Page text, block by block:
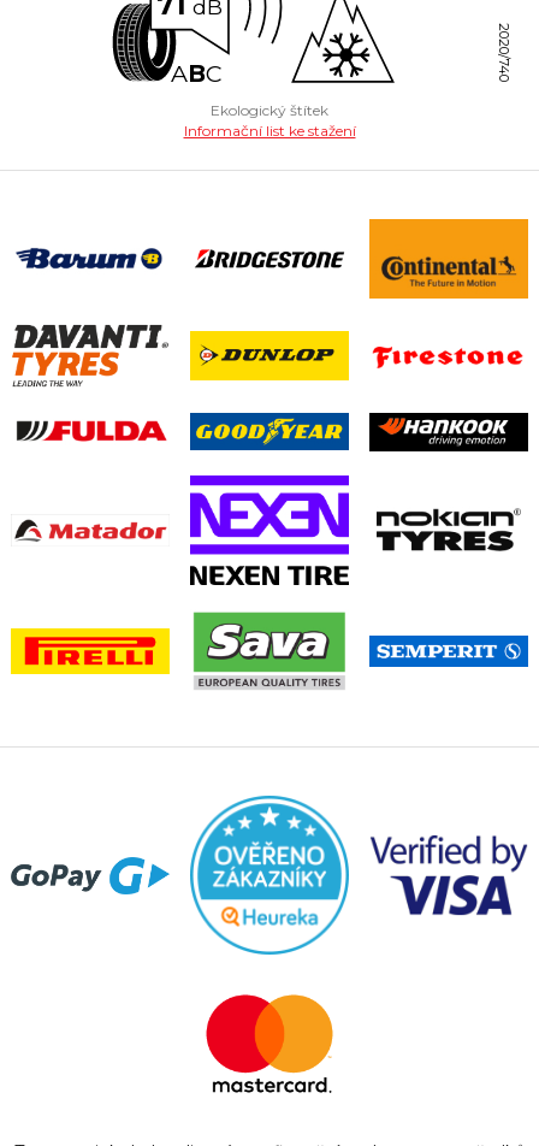
dB
ABC 2020/740
Ekologický štítek
Informační list ke stažení